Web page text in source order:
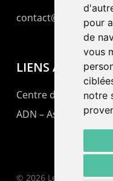
pour
de
vous
notre
LIENS AMIS
Centre de culture
ADN – Association
© 2026 Le Pommier.